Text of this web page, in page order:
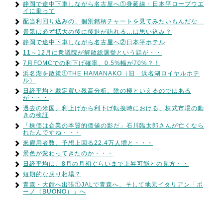
静岡で途中下車しながら名古屋へ①身延線・日本平ロープウエ
イに乗って
配当利回り込みの、個別銘柄チャートを見てみたいもんだな…
景気は必ず拡大の後に後退が訪れる…は思い込み？
静岡で途中下車しながら名古屋へ②日本平ホテル
11～12月に衆議院が解散総選挙という話が・・
7月FOMCでの利下げ確率、0.5%幅が70%？！
浜名湖を散策①THE HAMANAKO（旧 浜名湖ロイヤルホテ
ル）
日経平均と裁定買い残高分析。陰の極といえるのではある
が・・・
過去の米国、利上げから利下げ転換時における、株式市場の動
きの検証
「株価は企業の本質的価値の影だ」石川臨太郎さんが亡くなら
れたんですね・・・
米雇用者数、予想上回る22.4万人増と・・・
景色が変わってきたのか・・・
日経平均は、8月の月初ぐらいまで上昇可能との見方・・
短期的な戻り相場？
青森・大館へ出張①JALで青森へ、そして地元イタリアン「ボ
ーノ（BUONO）」へ